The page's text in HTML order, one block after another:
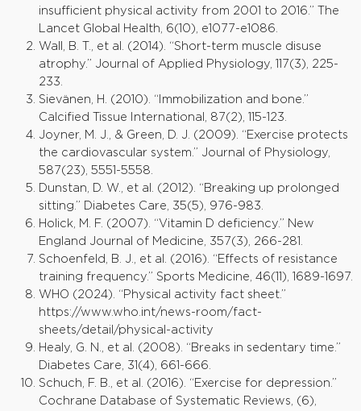
insufficient physical activity from 2001 to 2016.” The
Lancet Global Health, 6(10), e1077-e1086.
Wall, B. T., et al. (2014). “Short-term muscle disuse
atrophy.” Journal of Applied Physiology, 117(3), 225-
233.
Sievänen, H. (2010). “Immobilization and bone.”
Calcified Tissue International, 87(2), 115-123.
Joyner, M. J., & Green, D. J. (2009). “Exercise protects
the cardiovascular system.” Journal of Physiology,
587(23), 5551-5558.
Dunstan, D. W., et al. (2012). “Breaking up prolonged
sitting.” Diabetes Care, 35(5), 976-983.
Holick, M. F. (2007). “Vitamin D deficiency.” New
England Journal of Medicine, 357(3), 266-281.
Schoenfeld, B. J., et al. (2016). “Effects of resistance
training frequency.” Sports Medicine, 46(11), 1689-1697.
WHO (2024). “Physical activity fact sheet.”
https://www.who.int/news-room/fact-
sheets/detail/physical-activity
Healy, G. N., et al. (2008). “Breaks in sedentary time.”
Diabetes Care, 31(4), 661-666.
Schuch, F. B., et al. (2016). “Exercise for depression.”
Cochrane Database of Systematic Reviews, (6),